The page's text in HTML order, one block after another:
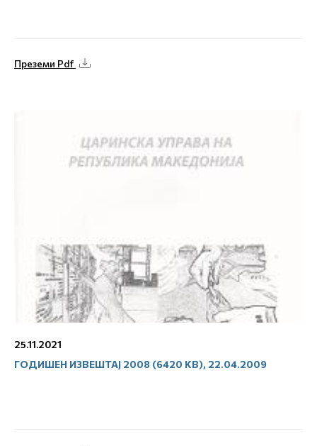
Преземи Pdf
25.11.2021
ГОДИШЕН ИЗВЕШТАЈ 2008 (6420 KB), 22.04.2009